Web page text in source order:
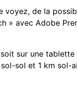
voyez, de la
» avec Adobe
sur une tablette
sol et 1 km sol-